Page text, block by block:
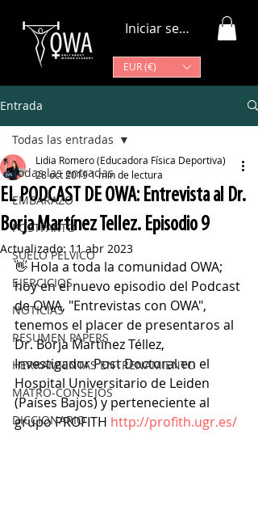
EUR (€)
Iniciar sesión
Entrada
Todas las entradas
EMBARAZO
POSTPARTO
SUELO PÉLVICO
EJERCICIOS
NOTICIAS
RESUMEN PAPERS
HERRAMIENTAS ENTRENAMIENTO
MATRO-CONSEJOS
DICCIONARIO
Todas las entradas
EL PODCAST DE OWA: Entrevista al Dr.
Borja Martínez Tellez. Episodio 9
Lidia Romero (Educadora Física Deportiva)
28 oct 20191 min de lectura
Actualizado: 11 abr 2023
👋 Hola a toda la comunidad OWA;
hoy en el nuevo episodio del Podcast
de OWA, "Entrevistas con OWA",
tenemos el placer de presentaros al
Dr. Borja Martínez Téllez,
Investigador Post Doctoral en el
Hospital Universitario de Leiden
(Países Bajos) y perteneciente al
grupo PROFITH http://profith.ugr.es/